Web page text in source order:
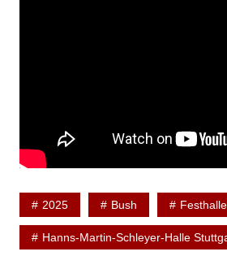
2025 Bush
Hanns-Martin-Schleyer-Halle